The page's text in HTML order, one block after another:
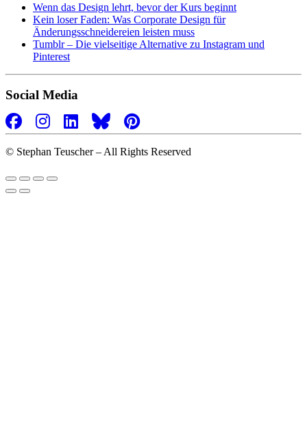
Wenn das Design lehrt, bevor der Kurs beginnt
Kein loser Faden: Was Corporate Design für
Änderungsschneidereien leisten muss
Tumblr – Die vielseitige Alternative zu Instagram und
Pinterest
Social Media
© Stephan Teuscher – All Rights Reserved